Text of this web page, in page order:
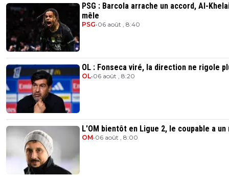
PSG : Barcola arrache un accord, Al-
mêle
PSG•06 août , 8:40
OL : Fonseca viré, la direction ne rigole
OL•06 août , 8:20
L'OM bientôt en Ligue 2, le coupable a un
OM•06 août , 8:00